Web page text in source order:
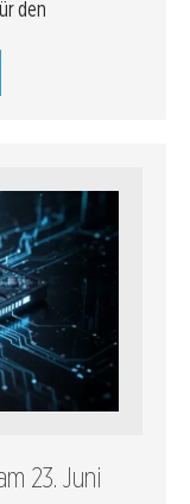
den
23. Juni